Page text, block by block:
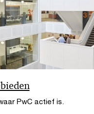
PwC actief is.